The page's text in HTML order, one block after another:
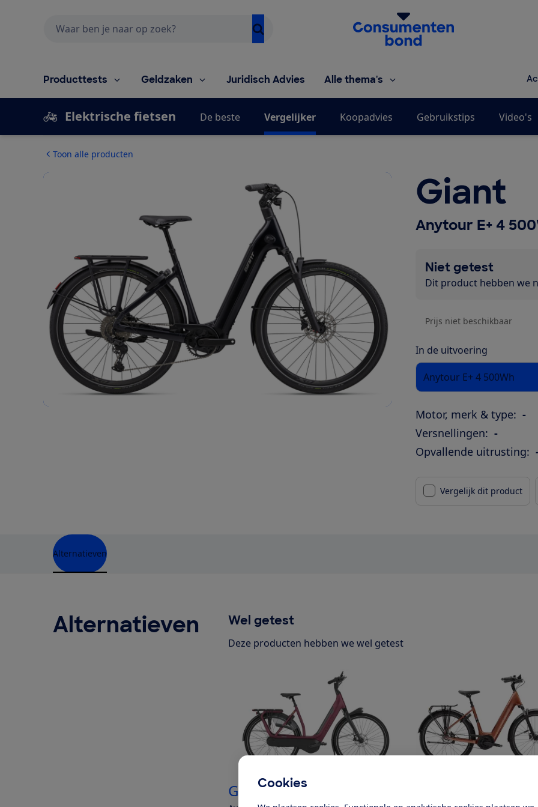
Cookies
Homepage van de Consumentenbond
Producttests Geldzaken Juridisch Advies Alle thema's
Elektrische fietsen De beste Vergelijker Koopadvies Gebruikstips Video's
Toon alle producten
Giant
Anytour E+ 4
Niet getest
Dit product hebben we
Prijs niet beschikbaar
In de uitvoering
Anytour E+ 4 500Wh
Motor, merk & type: -
Versnellingen: -
Opvallende uitrusting:
Vergelijk dit product
Alternatieven
Alternatieven Wel getest
Deze producten hebben we wel getest
Gazelle